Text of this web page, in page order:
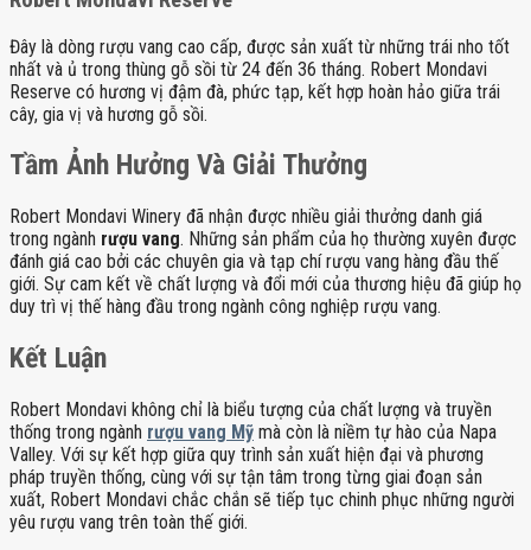
Đây là dòng rượu vang cao cấp, được sản xuất từ những trái nho tốt
nhất và ủ trong thùng gỗ sồi từ 24 đến 36 tháng. Robert Mondavi
Reserve có hương vị đậm đà, phức tạp, kết hợp hoàn hảo giữa trái
cây, gia vị và hương gỗ sồi.
Tầm Ảnh Hưởng Và Giải Thưởng
Robert Mondavi Winery đã nhận được nhiều giải thưởng danh giá
trong ngành rượu vang. Những sản phẩm của họ thường xuyên được
đánh giá cao bởi các chuyên gia và tạp chí rượu vang hàng đầu thế
giới. Sự cam kết về chất lượng và đổi mới của thương hiệu đã giúp họ
duy trì vị thế hàng đầu trong ngành công nghiệp rượu vang.
Kết Luận
Robert Mondavi không chỉ là biểu tượng của chất lượng và truyền
thống trong ngành rượu vang Mỹ mà còn là niềm tự hào của Napa
Valley. Với sự kết hợp giữa quy trình sản xuất hiện đại và phương
pháp truyền thống, cùng với sự tận tâm trong từng giai đoạn sản
xuất, Robert Mondavi chắc chắn sẽ tiếp tục chinh phục những người
yêu rượu vang trên toàn thế giới.